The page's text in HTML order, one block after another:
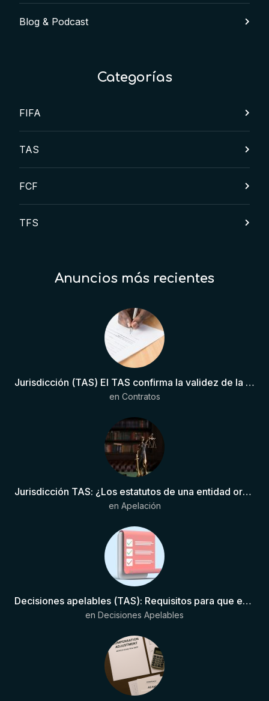
Blog & Podcast
Categorías
FIFA
TAS
FCF
TFS
Anuncios más recientes
Jurisdicción (TAS) El TAS confirma la validez de la cláusula de sumisión jurisdiccional en el contrato del futbolista.
en Contratos
Jurisdicción TAS: ¿Los estatutos de una entidad organizadora de una liga de fútbol pueden otorgar competencia de forma directa al TAS?
en Apelación
Decisiones apelables (TAS): Requisitos para que exista una decisión
en Decisiones Apelables